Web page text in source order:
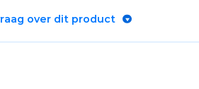
over dit product